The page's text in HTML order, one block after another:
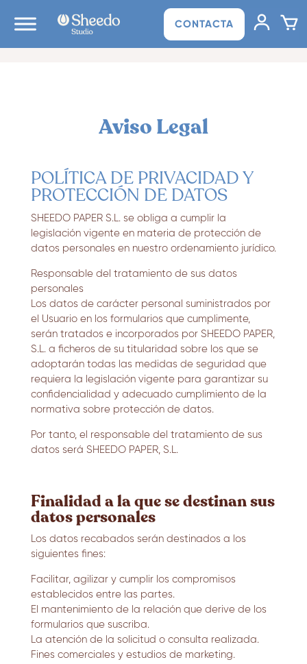
CONTACTA
Aviso Legal
POLÍTICA DE PRIVACIDAD Y
PROTECCIÓN DE DATOS
SHEEDO PAPER S.L. se obliga a cumplir la
legislación vigente en materia de protección de
datos personales en nuestro ordenamiento jurídico.
Responsable del tratamiento de sus datos
personales
Los datos de carácter personal suministrados por
el Usuario en los formularios que cumplimente,
serán tratados e incorporados por SHEEDO PAPER,
S.L. a ficheros de su titularidad sobre los que se
adoptarán todas las medidas de seguridad que
requiera la legislación vigente para garantizar su
confidencialidad y adecuado cumplimiento de la
normativa sobre protección de datos.
Por tanto, el responsable del tratamiento de sus
datos será SHEEDO PAPER, S.L.
Finalidad a la que se destinan sus
datos personales
Los datos recabados serán destinados a los
siguientes fines:
Facilitar, agilizar y cumplir los compromisos
establecidos entre las partes.
El mantenimiento de la relación que derive de los
formularios que suscriba.
La atención de la solicitud o consulta realizada.
Fines comerciales y estudios de marketing.